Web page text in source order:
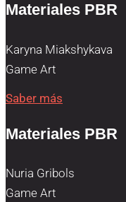
Materiales PBR
Karyna Miakshykava
Game Art
Saber más
Materiales PBR
Nuria Gribols
Game Art